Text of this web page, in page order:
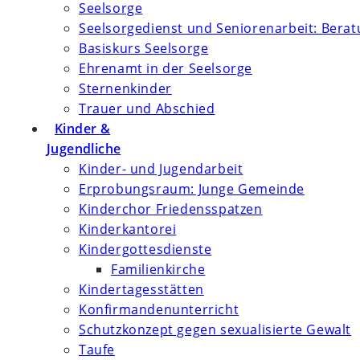
Seelsorge
Seelsorgedienst und Seniorenarbeit:
Basiskurs Seelsorge
Ehrenamt in der Seelsorge
Sternenkinder
Trauer und Abschied
Kinder &
Jugendliche
Kinder- und Jugendarbeit
Erprobungsraum: Junge Gemeinde
Kinderchor Friedensspatzen
Kinderkantorei
Kindergottesdienste
Familienkirche
Kindertagesstätten
Konfirmanden­unterricht
Schutzkonzept gegen sexualisierte Gewalt
Taufe